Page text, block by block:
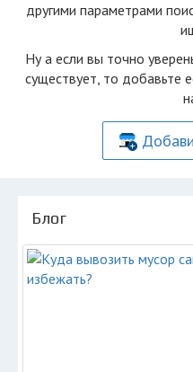
другими параметрами
Ну а если вы точно
существует, то добавьте
Блог